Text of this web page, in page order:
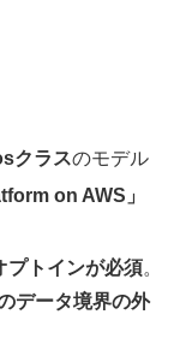
クラスのモデル
on AWS」
プトインが必須。
データ境界の外